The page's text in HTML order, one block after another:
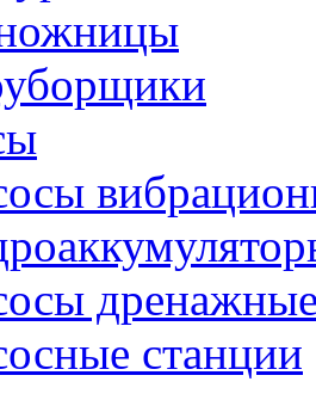
станции